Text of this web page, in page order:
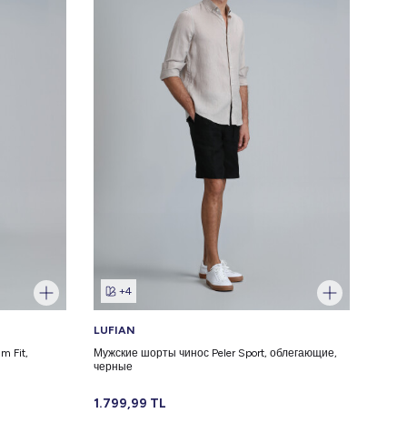
Fit,
+4
LUFIAN
Мужские шорты чинос Peler Sport, облегающие,
черные
1.799,99 TL